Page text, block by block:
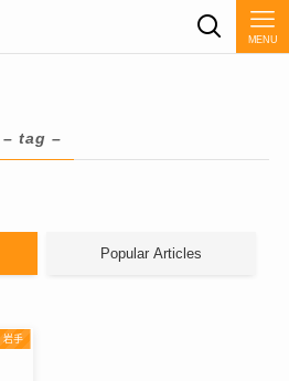
MENU
– tag –
Popular Articles
岩手